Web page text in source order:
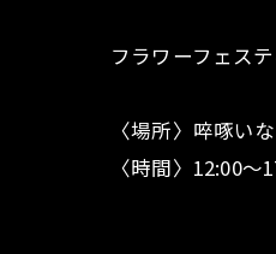
フラワーフェス
〈場所〉啐啄い
〈時間〉12:00〜